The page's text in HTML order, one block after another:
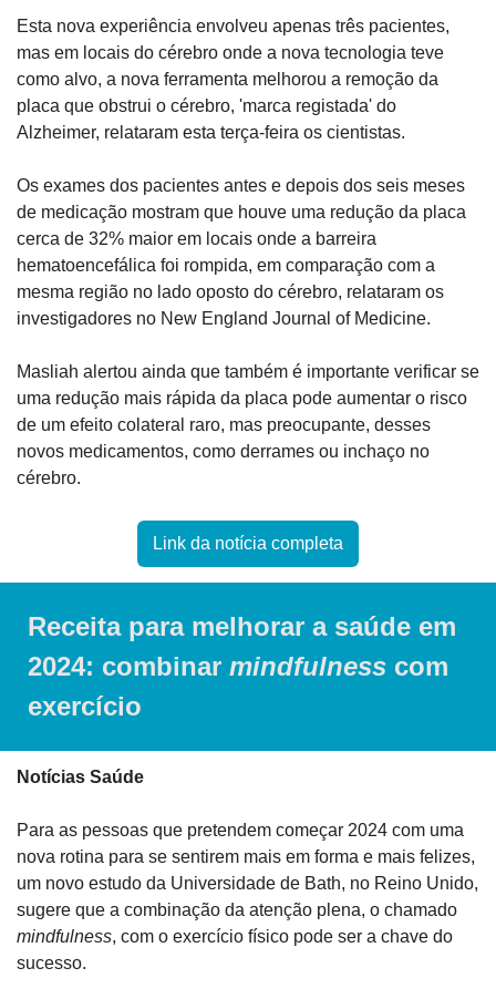
Esta nova experiência envolveu apenas três pacientes,
mas em locais do cérebro onde a nova tecnologia teve
como alvo, a nova ferramenta melhorou a remoção da
placa que obstrui o cérebro, 'marca registada' do
Alzheimer, relataram esta terça-feira os cientistas.
Os exames dos pacientes antes e depois dos seis meses
de medicação mostram que houve uma redução da placa
cerca de 32% maior em locais onde a barreira
hematoencefálica foi rompida, em comparação com a
mesma região no lado oposto do cérebro, relataram os
investigadores no New England Journal of Medicine.
Masliah alertou ainda que também é importante verificar se
uma redução mais rápida da placa pode aumentar o risco
de um efeito colateral raro, mas preocupante, desses
novos medicamentos, como derrames ou inchaço no
cérebro.
Link da notícia completa
Receita para melhorar a saúde em
2024: combinar mindfulness com
exercício
Notícias Saúde
Para as pessoas que pretendem começar 2024 com uma
nova rotina para se sentirem mais em forma e mais felizes,
um novo estudo da Universidade de Bath, no Reino Unido,
mindfulness, com o exercício físico pode ser a chave do
sucesso.